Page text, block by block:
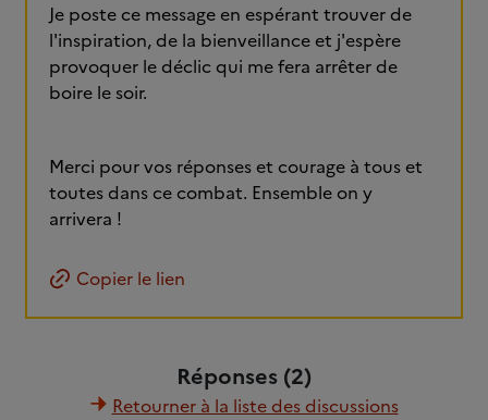
Je poste ce message en espérant trouver de
l'inspiration, de la bienveillance et j'espère
provoquer le déclic qui me fera arrêter de
boire le soir.
Merci pour vos réponses et courage à tous et
toutes dans ce combat. Ensemble on y
arrivera !
Copier le lien
Réponses (2)
Retourner à la liste des discussions